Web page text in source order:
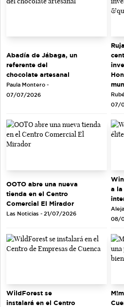
Abadía de Jábaga, un
referente del
chocolate artesanal
Paula Montero -
07/07/2026
07/
OOTO abre una nueva
tienda en el Centro
Comercial El Mirador
Las Noticias - 21/07/2026
a
08/
WildForest se
instalará en el Centro